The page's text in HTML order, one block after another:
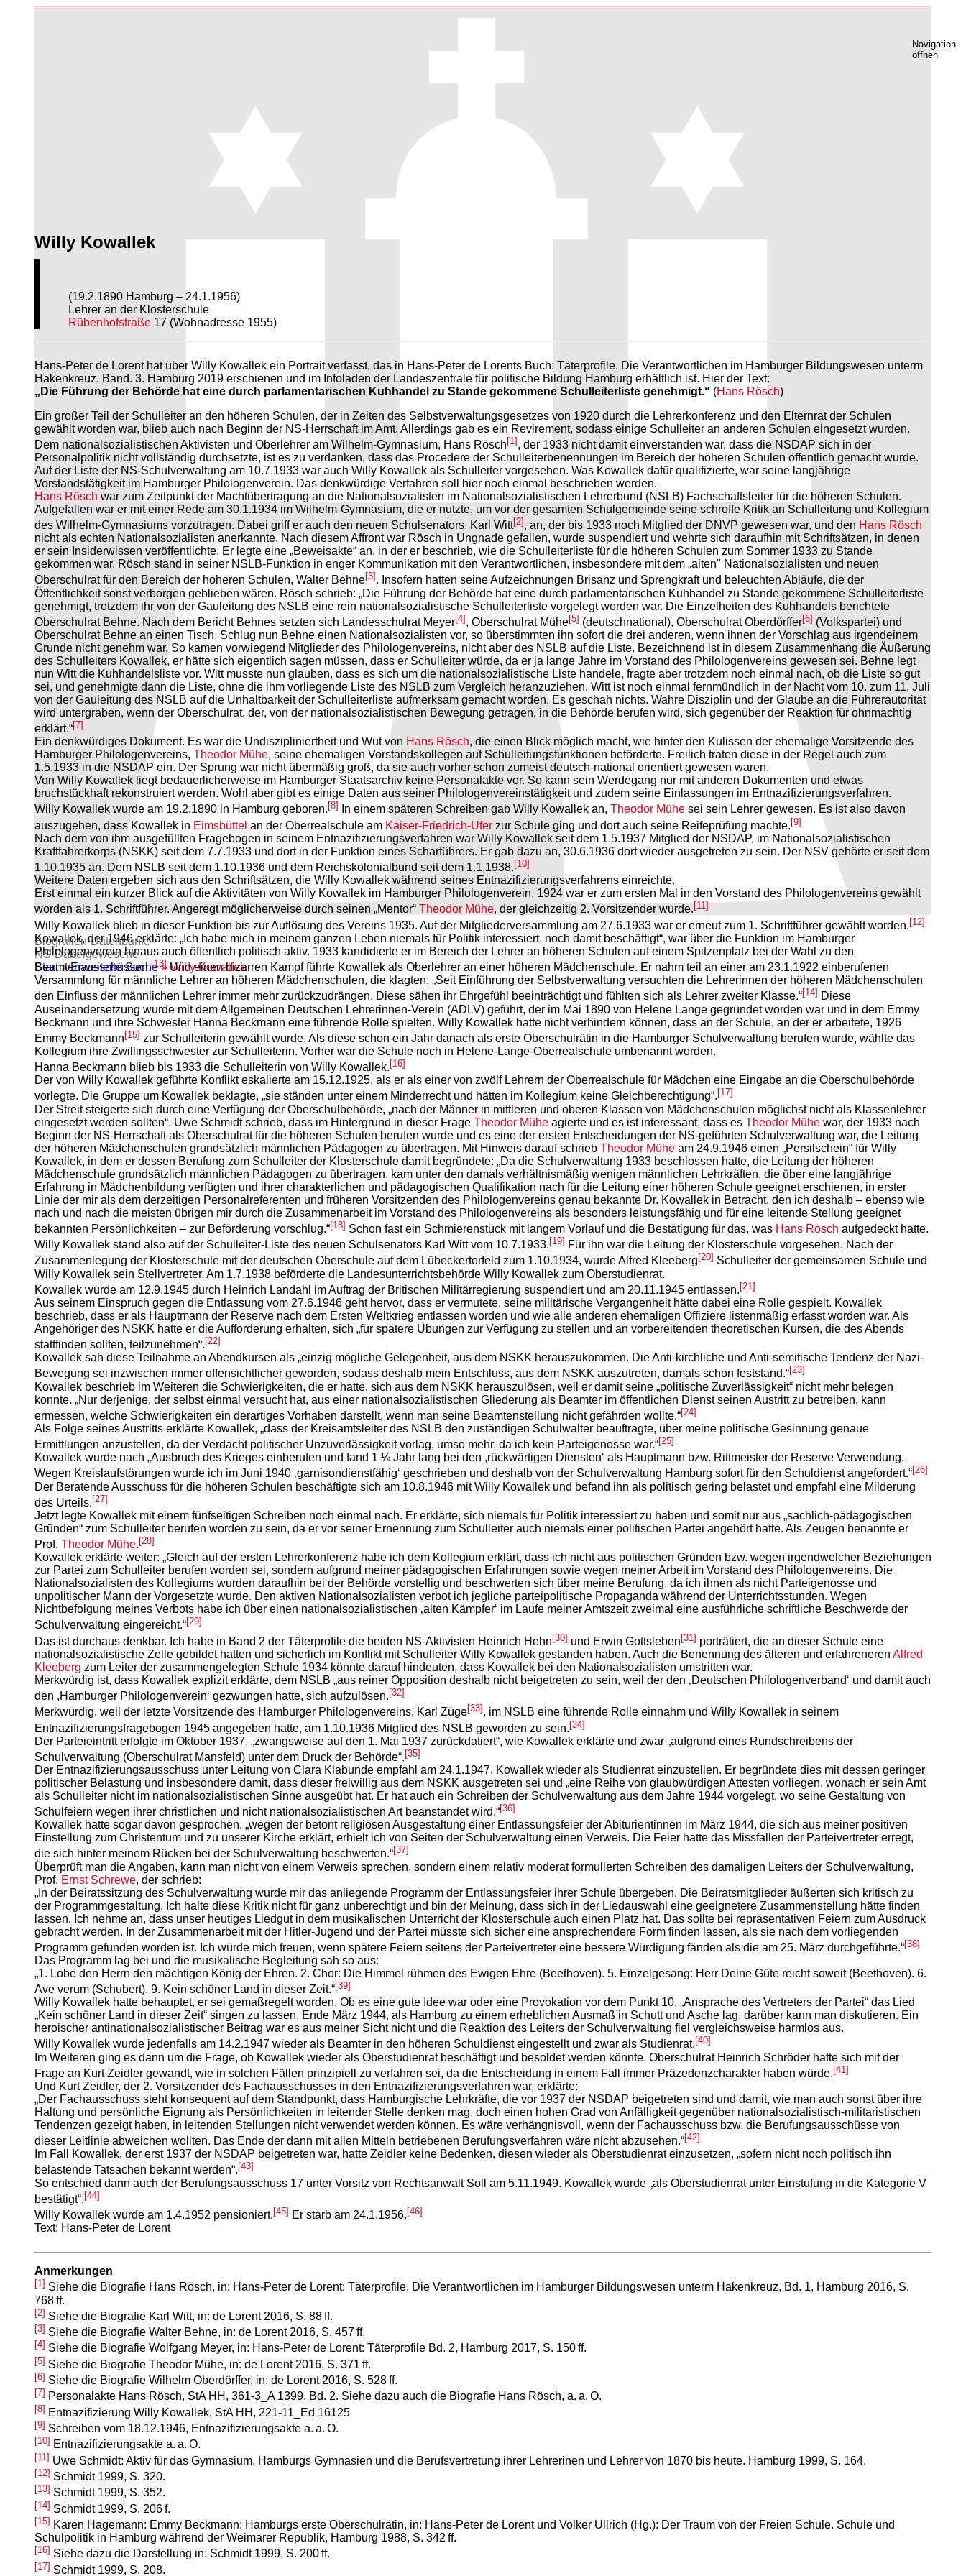
Biografien-Datenbank:
NS‑Dabeigewesene
Start»Erweiterte Suche» Willy Kowallek
Navigation
öffnen
Willy Kowallek
(19.2.1890 Hamburg – 24.1.1956)
Lehrer an der Klosterschule
Rübenhofstraße 17 (Wohnadresse 1955)
Hans-Peter de Lorent hat über Willy Kowallek ein Portrait verfasst, das in Hans-Peter de Lorents Buch: Täterprofile. Die Verantwortlichen im Hamburger Bildungswesen unterm
Hakenkreuz. Band. 3. Hamburg 2019 erschienen und im Infoladen der Landeszentrale für politische Bildung Hamburg erhältlich ist. Hier der Text:
„Die Führung der Behörde hat eine durch parlamentarischen Kuhhandel zu Stande gekommene Schulleiterliste genehmigt.“ (Hans Rösch)
Ein großer Teil der Schulleiter an den höheren Schulen, der in Zeiten des Selbstverwaltungsgesetzes von 1920 durch die Lehrerkonferenz und den Elternrat der Schulen
gewählt worden war, blieb auch nach Beginn der NS-Herrschaft im Amt. Allerdings gab es ein Revirement, sodass einige Schulleiter an anderen Schulen eingesetzt wurden.
Dem nationalsozialistischen Aktivisten und Oberlehrer am Wilhelm-Gymnasium, Hans Rösch[1], der 1933 nicht damit einverstanden war, dass die NSDAP sich in der
Personalpolitik nicht vollständig durchsetzte, ist es zu verdanken, dass das Procedere der Schulleiterbenennungen im Bereich der höheren Schulen öffentlich gemacht wurde.
Auf der Liste der NS-Schulverwaltung am 10.7.1933 war auch Willy Kowallek als Schulleiter vorgesehen. Was Kowallek dafür qualifizierte, war seine langjährige
Vorstandstätigkeit im Hamburger Philologenverein. Das denkwürdige Verfahren soll hier noch einmal beschrieben werden.
Hans Rösch war zum Zeitpunkt der Machtübertragung an die Nationalsozialisten im Nationalsozialistischen Lehrerbund (NSLB) Fachschaftsleiter für die höheren Schulen.
Aufgefallen war er mit einer Rede am 30.1.1934 im Wilhelm-Gymnasium, die er nutzte, um vor der gesamten Schulgemeinde seine schroffe Kritik an Schulleitung und Kollegium
des Wilhelm-Gymnasiums vorzutragen. Dabei griff er auch den neuen Schulsenators, Karl Witt[2] , an, der bis 1933 noch Mitglied der DNVP gewesen war, und den Hans Rösch
nicht als echten Nationalsozialisten anerkannte. Nach diesem Affront war Rösch in Ungnade gefallen, wurde suspendiert und wehrte sich daraufhin mit Schriftsätzen, in denen
er sein Insiderwissen veröffentlichte. Er legte eine „Beweisakte“ an, in der er beschrieb, wie die Schulleiterliste für die höheren Schulen zum Sommer 1933 zu Stande
gekommen war. Rösch stand in seiner NSLB-Funktion in enger Kommunikation mit den Verantwortlichen, insbesondere mit dem „alten" Nationalsozialisten und neuen
Oberschulrat für den Bereich der höheren Schulen, Walter Behne[3] . Insofern hatten seine Aufzeichnungen Brisanz und Sprengkraft und beleuchten Abläufe, die der
Öffentlichkeit sonst verborgen geblieben wären. Rösch schrieb: „Die Führung der Behörde hat eine durch parlamentarischen Kuhhandel zu Stande gekommene Schulleiterliste
genehmigt, trotzdem ihr von der Gauleitung des NSLB eine rein nationalsozialistische Schulleiterliste vorgelegt worden war. Die Einzelheiten des Kuhhandels berichtete
Oberschulrat Behne. Nach dem Bericht Behnes setzten sich Landesschulrat Meyer[4], Oberschulrat Mühe[5] (deutschnational), Oberschulrat Oberdörffer[6] (Volkspartei) und
Oberschulrat Behne an einen Tisch. Schlug nun Behne einen Nationalsozialisten vor, so überstimmten ihn sofort die drei anderen, wenn ihnen der Vorschlag aus irgendeinem
Grunde nicht genehm war. So kamen vorwiegend Mitglieder des Philologenvereins, nicht aber des NSLB auf die Liste. Bezeichnend ist in diesem Zusammenhang die Äußerung
des Schulleiters Kowallek, er hätte sich eigentlich sagen müssen, dass er Schulleiter würde, da er ja lange Jahre im Vorstand des Philologenvereins gewesen sei. Behne legt
nun Witt die Kuhhandelsliste vor. Witt musste nun glauben, dass es sich um die nationalsozialistische Liste handele, fragte aber trotzdem noch einmal nach, ob die Liste so gut
sei, und genehmigte dann die Liste, ohne die ihm vorliegende Liste des NSLB zum Vergleich heranzuziehen. Witt ist noch einmal fernmündlich in der Nacht vom 10. zum 11. Juli
von der Gauleitung des NSLB auf die Unhaltbarkeit der Schulleiterliste aufmerksam gemacht worden. Es geschah nichts. Wahre Disziplin und der Glaube an die Führerautorität
wird untergraben, wenn der Oberschulrat, der, von der nationalsozialistischen Bewegung getragen, in die Behörde berufen wird, sich gegenüber der Reaktion für ohnmächtig
erklärt.“[7]
Ein denkwürdiges Dokument. Es war die Undiszipliniertheit und Wut von Hans Rösch, die einen Blick möglich macht, wie hinter den Kulissen der ehemalige Vorsitzende des
Hamburger Philologenvereins, Theodor Mühe, seine ehemaligen Vorstandskollegen auf Schulleitungsfunktionen beförderte. Freilich traten diese in der Regel auch zum
1.5.1933 in die NSDAP ein. Der Sprung war nicht übermäßig groß, da sie auch vorher schon zumeist deutsch-national orientiert gewesen waren.
Von Willy Kowallek liegt bedauerlicherweise im Hamburger Staatsarchiv keine Personalakte vor. So kann sein Werdegang nur mit anderen Dokumenten und etwas
bruchstückhaft rekonstruiert werden. Wohl aber gibt es einige Daten aus seiner Philologenvereinstätigkeit und zudem seine Einlassungen im Entnazifizierungsverfahren.
Willy Kowallek wurde am 19.2.1890 in Hamburg geboren. [8] In einem späteren Schreiben gab Willy Kowallek an, Theodor Mühe sei sein Lehrer gewesen. Es ist also davon
auszugehen, dass Kowallek in Eimsbüttel an der Oberrealschule am Kaiser-Friedrich-Ufer zur Schule ging und dort auch seine Reifeprüfung machte.[9]
Nach dem von ihm ausgefüllten Fragebogen in seinem Entnazifizierungsverfahren war Willy Kowallek seit dem 1.5.1937 Mitglied der NSDAP, im Nationalsozialistischen
Kraftfahrerkorps (NSKK) seit dem 7.7.1933 und dort in der Funktion eines Scharführers. Er gab dazu an, 30.6.1936 dort wieder ausgetreten zu sein. Der NSV gehörte er seit dem
1.10.1935 an. Dem NSLB seit dem 1.10.1936 und dem Reichskolonialbund seit dem 1.1.1938. [10]
Weitere Daten ergeben sich aus den Schriftsätzen, die Willy Kowallek während seines Entnazifizierungsverfahrens einreichte.
Erst einmal ein kurzer Blick auf die Aktivitäten von Willy Kowallek im Hamburger Philologenverein. 1924 war er zum ersten Mal in den Vorstand des Philologenvereins gewählt
worden als 1. Schriftführer. Angeregt möglicherweise durch seinen „Mentor“ Theodor Mühe, der gleichzeitig 2. Vorsitzender wurde.[11]
Willy Kowallek blieb in dieser Funktion bis zur Auflösung des Vereins 1935. Auf der Mitgliederversammlung am 27.6.1933 war er erneut zum 1. Schriftführer gewählt worden.[12]
Kowallek, der 1946 erklärte: „Ich habe mich in meinem ganzen Leben niemals für Politik interessiert, noch damit beschäftigt“, war über die Funktion im Hamburger
Philologenverein hinaus auch öffentlich politisch aktiv. 1933 kandidierte er im Bereich der Lehrer an höheren Schulen auf einem Spitzenplatz bei der Wahl zu den
Beamtenausschüssen.[13]Und einen bizarren Kampf führte Kowallek als Oberlehrer an einer höheren Mädchenschule. Er nahm teil an einer am 23.1.1922 einberufenen
Versammlung für männliche Lehrer an höheren Mädchenschulen, die klagten: „Seit Einführung der Selbstverwaltung versuchten die Lehrerinnen der höheren Mädchenschulen
den Einfluss der männlichen Lehrer immer mehr zurückzudrängen. Diese sähen ihr Ehrgefühl beeinträchtigt und fühlten sich als Lehrer zweiter Klasse.“[14] Diese
Auseinandersetzung wurde mit dem Allgemeinen Deutschen Lehrerinnen-Verein (ADLV) geführt, der im Mai 1890 von Helene Lange gegründet worden war und in dem Emmy
Beckmann und ihre Schwester Hanna Beckmann eine führende Rolle spielten. Willy Kowallek hatte nicht verhindern können, dass an der Schule, an der er arbeitete, 1926
Emmy Beckmann[15] zur Schulleiterin gewählt wurde. Als diese schon ein Jahr danach als erste Oberschulrätin in die Hamburger Schulverwaltung berufen wurde, wählte das
Kollegium ihre Zwillingsschwester zur Schulleiterin. Vorher war die Schule noch in Helene-Lange-Oberrealschule umbenannt worden.
Hanna Beckmann blieb bis 1933 die Schulleiterin von Willy Kowallek. [16]
Der von Willy Kowallek geführte Konflikt eskalierte am 15.12.1925, als er als einer von zwölf Lehrern der Oberrealschule für Mädchen eine Eingabe an die Oberschulbehörde
vorlegte. Die Gruppe um Kowallek beklagte, „sie ständen unter einem Minderrecht und hätten im Kollegium keine Gleichberechtigung“. [17]
Der Streit steigerte sich durch eine Verfügung der Oberschulbehörde, „nach der Männer in mittleren und oberen Klassen von Mädchenschulen möglichst nicht als Klassenlehrer
eingesetzt werden sollten“. Uwe Schmidt schrieb, dass im Hintergrund in dieser Frage Theodor Mühe agierte und es ist interessant, dass es Theodor Mühe war, der 1933 nach
Beginn der NS-Herrschaft als Oberschulrat für die höheren Schulen berufen wurde und es eine der ersten Entscheidungen der NS-geführten Schulverwaltung war, die Leitung
der höheren Mädchenschulen grundsätzlich männlichen Pädagogen zu übertragen. Mit Hinweis darauf schrieb Theodor Mühe am 24.9.1946 einen „Persilschein“ für Willy
Kowallek, in dem er dessen Berufung zum Schulleiter der Klosterschule damit begründete: „Da die Schulverwaltung 1933 beschlossen hatte, die Leitung der höheren
Mädchenschule grundsätzlich männlichen Pädagogen zu übertragen, kam unter den damals verhältnismäßig wenigen männlichen Lehrkräften, die über eine langjährige
Erfahrung in Mädchenbildung verfügten und ihrer charakterlichen und pädagogischen Qualifikation nach für die Leitung einer höheren Schule geeignet erschienen, in erster
Linie der mir als dem derzeitigen Personalreferenten und früheren Vorsitzenden des Philologenvereins genau bekannte Dr. Kowallek in Betracht, den ich deshalb – ebenso wie
nach und nach die meisten übrigen mir durch die Zusammenarbeit im Vorstand des Philologenvereins als besonders leistungsfähig und für eine leitende Stellung geeignet
bekannten Persönlichkeiten – zur Beförderung vorschlug.“[18] Schon fast ein Schmierenstück mit langem Vorlauf und die Bestätigung für das, was Hans Rösch aufgedeckt hatte.
Willy Kowallek stand also auf der Schulleiter-Liste des neuen Schulsenators Karl Witt vom 10.7.1933. [19] Für ihn war die Leitung der Klosterschule vorgesehen. Nach der
Zusammenlegung der Klosterschule mit der deutschen Oberschule auf dem Lübeckertorfeld zum 1.10.1934, wurde Alfred Kleeberg [20] Schulleiter der gemeinsamen Schule und
Willy Kowallek sein Stellvertreter. Am 1.7.1938 beförderte die Landesunterrichtsbehörde Willy Kowallek zum Oberstudienrat.
Kowallek wurde am 12.9.1945 durch Heinrich Landahl im Auftrag der Britischen Militärregierung suspendiert und am 20.11.1945 entlassen.[21]
Aus seinem Einspruch gegen die Entlassung vom 27.6.1946 geht hervor, dass er vermutete, seine militärische Vergangenheit hätte dabei eine Rolle gespielt. Kowallek
beschrieb, dass er als Hauptmann der Reserve nach dem Ersten Weltkrieg entlassen worden und wie alle anderen ehemaligen Offiziere listenmäßig erfasst worden war. Als
Angehöriger des NSKK hatte er die Aufforderung erhalten, sich „für spätere Übungen zur Verfügung zu stellen und an vorbereitenden theoretischen Kursen, die des Abends
stattfinden sollten, teilzunehmen“. [22]
Kowallek sah diese Teilnahme an Abendkursen als „einzig mögliche Gelegenheit, aus dem NSKK herauszukommen. Die Anti-kirchliche und Anti-semitische Tendenz der Nazi-
Bewegung sei inzwischen immer offensichtlicher geworden, sodass deshalb mein Entschluss, aus dem NSKK auszutreten, damals schon feststand.“[23]
Kowallek beschrieb im Weiteren die Schwierigkeiten, die er hatte, sich aus dem NSKK herauszulösen, weil er damit seine „politische Zuverlässigkeit“ nicht mehr belegen
konnte. „Nur derjenige, der selbst einmal versucht hat, aus einer nationalsozialistischen Gliederung als Beamter im öffentlichen Dienst seinen Austritt zu betreiben, kann
ermessen, welche Schwierigkeiten ein derartiges Vorhaben darstellt, wenn man seine Beamtenstellung nicht gefährden wollte.“[24]
Als Folge seines Austritts erklärte Kowallek, „dass der Kreisamtsleiter des NSLB den zuständigen Schulwalter beauftragte, über meine politische Gesinnung genaue
Ermittlungen anzustellen, da der Verdacht politischer Unzuverlässigkeit vorlag, umso mehr, da ich kein Parteigenosse war.“[25]
Kowallek wurde nach „Ausbruch des Krieges einberufen und fand 1 ¼ Jahr lang bei den ,rückwärtigen Diensten‘ als Hauptmann bzw. Rittmeister der Reserve Verwendung.
Wegen Kreislaufstörungen wurde ich im Juni 1940 ‚garnisondienstfähig‘ geschrieben und deshalb von der Schulverwaltung Hamburg sofort für den Schuldienst angefordert.“[26]
Der Beratende Ausschuss für die höheren Schulen beschäftigte sich am 10.8.1946 mit Willy Kowallek und befand ihn als politisch gering belastet und empfahl eine Milderung
des Urteils.[27]
Jetzt legte Kowallek mit einem fünfseitigen Schreiben noch einmal nach. Er erklärte, sich niemals für Politik interessiert zu haben und somit nur aus „sachlich-pädagogischen
Gründen“ zum Schulleiter berufen worden zu sein, da er vor seiner Ernennung zum Schulleiter auch niemals einer politischen Partei angehört hatte. Als Zeugen benannte er
Prof. Theodor Mühe. [28]
Kowallek erklärte weiter: „Gleich auf der ersten Lehrerkonferenz habe ich dem Kollegium erklärt, dass ich nicht aus politischen Gründen bzw. wegen irgendwelcher Beziehungen
zur Partei zum Schulleiter berufen worden sei, sondern aufgrund meiner pädagogischen Erfahrungen sowie wegen meiner Arbeit im Vorstand des Philologenvereins. Die
Nationalsozialisten des Kollegiums wurden daraufhin bei der Behörde vorstellig und beschwerten sich über meine Berufung, da ich ihnen als nicht Parteigenosse und
unpolitischer Mann der Vorgesetzte wurde. Den aktiven Nationalsozialisten verbot ich jegliche parteipolitische Propaganda während der Unterrichtsstunden. Wegen
Nichtbefolgung meines Verbots habe ich über einen nationalsozialistischen ‚alten Kämpfer‘ im Laufe meiner Amtszeit zweimal eine ausführliche schriftliche Beschwerde der
Schulverwaltung eingereicht.“[29]
Das ist durchaus denkbar. Ich habe in Band 2 der Täterprofile die beiden NS-Aktivisten Heinrich Hehn[30] und Erwin Gottsleben[31] porträtiert, die an dieser Schule eine
nationalsozialistische Zelle gebildet hatten und sicherlich im Konflikt mit Schulleiter Willy Kowallek gestanden haben. Auch die Benennung des älteren und erfahreneren Alfred
Kleeberg zum Leiter der zusammengelegten Schule 1934 könnte darauf hindeuten, dass Kowallek bei den Nationalsozialisten umstritten war.
Merkwürdig ist, dass Kowallek explizit erklärte, dem NSLB „aus reiner Opposition deshalb nicht beigetreten zu sein, weil der den ‚Deutschen Philologenverband‘ und damit auch
den ,Hamburger Philologenverein‘ gezwungen hatte, sich aufzulösen. [32]
Merkwürdig, weil der letzte Vorsitzende des Hamburger Philologenvereins, Karl Züge[33] , im NSLB eine führende Rolle einnahm und Willy Kowallek in seinem
Entnazifizierungsfragebogen 1945 angegeben hatte, am 1.10.1936 Mitglied des NSLB geworden zu sein.[34]
Der Parteieintritt erfolgte im Oktober 1937, „zwangsweise auf den 1. Mai 1937 zurückdatiert“, wie Kowallek erklärte und zwar „aufgrund eines Rundschreibens der
Schulverwaltung (Oberschulrat Mansfeld) unter dem Druck der Behörde“. [35]
Der Entnazifizierungsausschuss unter Leitung von Clara Klabunde empfahl am 24.1.1947, Kowallek wieder als Studienrat einzustellen. Er begründete dies mit dessen geringer
politischer Belastung und insbesondere damit, dass dieser freiwillig aus dem NSKK ausgetreten sei und „eine Reihe von glaubwürdigen Attesten vorliegen, wonach er sein Amt
als Schulleiter nicht im nationalsozialistischen Sinne ausgeübt hat. Er hat auch ein Schreiben der Schulverwaltung aus dem Jahre 1944 vorgelegt, wo seine Gestaltung von
Schulfeiern wegen ihrer christlichen und nicht nationalsozialistischen Art beanstandet wird.“[36]
Kowallek hatte sogar davon gesprochen, „wegen der betont religiösen Ausgestaltung einer Entlassungsfeier der Abiturientinnen im März 1944, die sich aus meiner positiven
Einstellung zum Christentum und zu unserer Kirche erklärt, erhielt ich von Seiten der Schulverwaltung einen Verweis. Die Feier hatte das Missfallen der Parteivertreter erregt,
die sich hinter meinem Rücken bei der Schulverwaltung beschwerten.“[37]
Überprüft man die Angaben, kann man nicht von einem Verweis sprechen, sondern einem relativ moderat formulierten Schreiben des damaligen Leiters der Schulverwaltung,
Prof. Ernst Schrewe, der schrieb:
„In der Beiratssitzung des Schulverwaltung wurde mir das anliegende Programm der Entlassungsfeier ihrer Schule übergeben. Die Beiratsmitglieder äußerten sich kritisch zu
der Programmgestaltung. Ich halte diese Kritik nicht für ganz unberechtigt und bin der Meinung, dass sich in der Liedauswahl eine geeignetere Zusammenstellung hätte finden
lassen. Ich nehme an, dass unser heutiges Liedgut in dem musikalischen Unterricht der Klosterschule auch einen Platz hat. Das sollte bei repräsentativen Feiern zum Ausdruck
gebracht werden. In der Zusammenarbeit mit der Hitler-Jugend und der Partei müsste sich sicher eine ansprechendere Form finden lassen, als sie nach dem vorliegenden
Programm gefunden worden ist. Ich würde mich freuen, wenn spätere Feiern seitens der Parteivertreter eine bessere Würdigung fänden als die am 25. März durchgeführte.“[38]
Das Programm lag bei und die musikalische Begleitung sah so aus:
„1. Lobe den Herrn den mächtigen König der Ehren. 2. Chor: Die Himmel rühmen des Ewigen Ehre (Beethoven). 5. Einzelgesang: Herr Deine Güte reicht soweit (Beethoven). 6.
Ave verum (Schubert). 9. Kein schöner Land in dieser Zeit.“[39]
Willy Kowallek hatte behauptet, er sei gemaßregelt worden. Ob es eine gute Idee war oder eine Provokation vor dem Punkt 10. „Ansprache des Vertreters der Partei“ das Lied
„Kein schöner Land in dieser Zeit“ singen zu lassen, Ende März 1944, als Hamburg zu einem erheblichen Ausmaß in Schutt und Asche lag, darüber kann man diskutieren. Ein
heroischer antinationalsozialistischer Beitrag war es aus meiner Sicht nicht und die Reaktion des Leiters der Schulverwaltung fiel vergleichsweise harmlos aus.
Willy Kowallek wurde jedenfalls am 14.2.1947 wieder als Beamter in den höheren Schuldienst eingestellt und zwar als Studienrat. [40]
Im Weiteren ging es dann um die Frage, ob Kowallek wieder als Oberstudienrat beschäftigt und besoldet werden könnte. Oberschulrat Heinrich Schröder hatte sich mit der
Frage an Kurt Zeidler gewandt, wie in solchen Fällen prinzipiell zu verfahren sei, da die Entscheidung in einem Fall immer Präzedenzcharakter haben würde. [41]
Und Kurt Zeidler, der 2. Vorsitzender des Fachausschusses in den Entnazifizierungsverfahren war, erklärte:
„Der Fachausschuss steht konsequent auf dem Standpunkt, dass Hamburgische Lehrkräfte, die vor 1937 der NSDAP beigetreten sind und damit, wie man auch sonst über ihre
Haltung und persönliche Eignung als Persönlichkeiten in leitender Stelle denken mag, doch einen hohen Grad von Anfälligkeit gegenüber nationalsozialistisch-militaristischen
Tendenzen gezeigt haben, in leitenden Stellungen nicht verwendet werden können. Es wäre verhängnisvoll, wenn der Fachausschuss bzw. die Berufungsausschüsse von
dieser Leitlinie abweichen wollten. Das Ende der dann mit allen Mitteln betriebenen Berufungsverfahren wäre nicht abzusehen.“[42]
Im Fall Kowallek, der erst 1937 der NSDAP beigetreten war, hatte Zeidler keine Bedenken, diesen wieder als Oberstudienrat einzusetzen, „sofern nicht noch politisch ihn
belastende Tatsachen bekannt werden“. [43]
So entschied dann auch der Berufungsausschuss 17 unter Vorsitz von Rechtsanwalt Soll am 5.11.1949. Kowallek wurde „als Oberstudienrat unter Einstufung in die Kategorie V
bestätigt“. [44]
Willy Kowallek wurde am 1.4.1952 pensioniert. [45] Er starb am 24.1.1956. [46]
Text: Hans-Peter de Lorent
Anmerkungen
[1] Siehe die Biografie Hans Rösch, in: Hans-Peter de Lorent: Täterprofile. Die Verantwortlichen im Hamburger Bildungswesen unterm Hakenkreuz, Bd. 1, Hamburg 2016, S.
768 ff.
[2] Siehe die Biografie Karl Witt, in: de Lorent 2016, S. 88 ff.
[3] Siehe die Biografie Walter Behne, in: de Lorent 2016, S. 457 ff.
[4] Siehe die Biografie Wolfgang Meyer, in: Hans-Peter de Lorent: Täterprofile Bd. 2, Hamburg 2017, S. 150 ff.
[5] Siehe die Biografie Theodor Mühe, in: de Lorent 2016, S. 371 ff.
[6] Siehe die Biografie Wilhelm Oberdörffer, in: de Lorent 2016, S. 528 ff.
[7] Personalakte Hans Rösch, StA HH, 361-3_A 1399, Bd. 2. Siehe dazu auch die Biografie Hans Rösch, a. a. O.
[8] Entnazifizierung Willy Kowallek, StA HH, 221-11_Ed 16125
[9] Schreiben vom 18.12.1946, Entnazifizierungsakte a. a. O.
[10] Entnazifizierungsakte a. a. O.
[11] Uwe Schmidt: Aktiv für das Gymnasium. Hamburgs Gymnasien und die Berufsvertretung ihrer Lehrerinen und Lehrer von 1870 bis heute. Hamburg 1999, S. 164.
[12] Schmidt 1999, S. 320.
[13] Schmidt 1999, S. 352.
[14] Schmidt 1999, S. 206 f.
[15] Karen Hagemann: Emmy Beckmann: Hamburgs erste Oberschulrätin, in: Hans-Peter de Lorent und Volker Ullrich (Hg.): Der Traum von der Freien Schule. Schule und
Schulpolitik in Hamburg während der Weimarer Republik, Hamburg 1988, S. 342 ff.
[16] Siehe dazu die Darstellung in: Schmidt 1999, S. 200 ff.
[17] Schmidt 1999, S. 208.